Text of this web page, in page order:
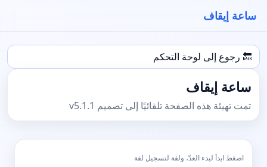
ساعة إيقاف
🔙 رجوع إلى لوحة التحكم
ساعة إيقاف
تمت تهيئة هذه الصفحة تلقائيًا إلى تصميم v5.1.1
اضغط ابدأ لبدء العدّ، ولفة لتسجيل لفة